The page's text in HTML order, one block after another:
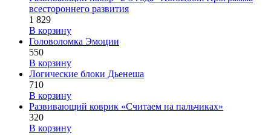
всестороннего развития
1 829
В корзину
Головоломка Эмоции
550
В корзину
Логические блоки Дьенеша
710
В корзину
Развивающий коврик «Считаем на пальчиках»
320
В корзину